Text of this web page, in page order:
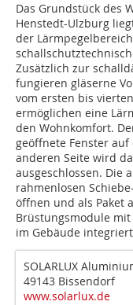
Das Grundstück des
Henstedt-Ulzburg
der
Zusätzlich zur
fungieren gläserne
vom ersten bis
ermöglichen eine
den Wohnkomfort.
geöffnete Fenster
anderen Seite wird
ausgeschlossen. Die
rahmenlosen
öffnen und als Paket
Brüstungsmodule
im Gebäude
SOLARLUX
49143 Bissendorf
www.solarlux.de